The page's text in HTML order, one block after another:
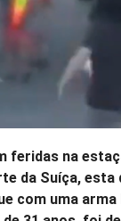
feridas na
da Suíça,
com uma arma